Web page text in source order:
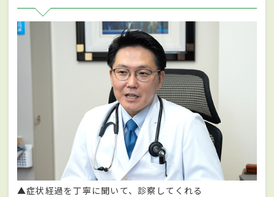
▲症状経過を丁寧に聞いて、診察してくれる